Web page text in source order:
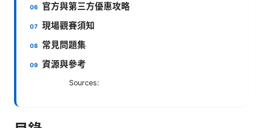
官方與第三方優惠攻略
現場觀賽須知
常見問題集
資源與參考
Sources: